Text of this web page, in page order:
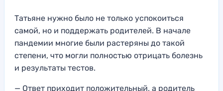
Татьяне нужно было не только успокоиться
самой, но и поддержать родителей. В начале
пандемии многие были растеряны до такой
степени, что могли полностью отрицать болезнь
и результаты тестов.
— Ответ приходит положительный, а родитель